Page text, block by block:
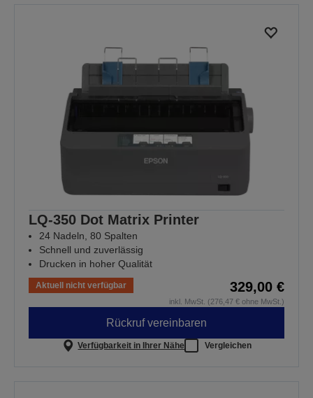
LQ-350 Dot Matrix Printer
24 Nadeln, 80 Spalten
Schnell und zuverlässig
Drucken in hoher Qualität
Aktuell nicht verfügbar 329,00 €
inkl. MwSt. (276,47 € ohne MwSt.)
Rückruf vereinbaren
Verfügbarkeit in Ihrer Nähe Vergleichen